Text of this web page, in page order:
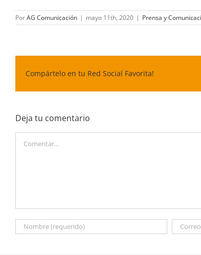
PorAG Comunicación | mayo 11th, 2020 | Prensa y
Compártelo en tu Red Social Favorita!
Deja tu comentario